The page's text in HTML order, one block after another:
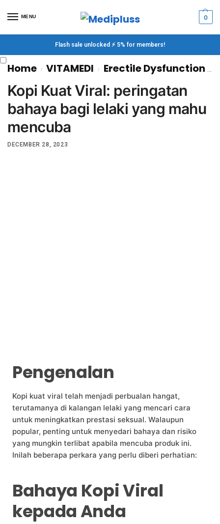
MENU 0
Flash sale unlocked ⚡ 5% for members!
Home / VITAMEDI / Erectile Dysfunction (ED)
Kopi Kuat Viral: peringatan
bahaya bagi lelaki yang mahu
mencuba
DECEMBER 28, 2023
Pengenalan
Kopi kuat viral telah menjadi perbualan hangat,
terutamanya di kalangan lelaki yang mencari cara
untuk meningkatkan prestasi seksual. Walaupun
popular, penting untuk menyedari bahaya dan risiko
yang mungkin terlibat apabila mencuba produk ini.
Inilah beberapa perkara yang perlu diberi perhatian:
Bahaya Kopi Viral
kepada Anda